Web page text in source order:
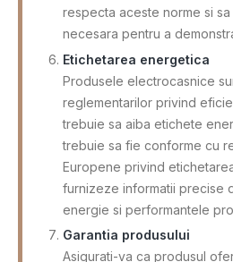
respecta aceste norme si
necesara pentru a
Etichetarea energetica
Produsele electrocasnice
reglementarilor privind
trebuie sa aiba etichete
trebuie sa fie conforme cu
Europene privind
furnizeze informatii precise
energie si performantele
Garantia produsului
Asigurati-va ca produsul